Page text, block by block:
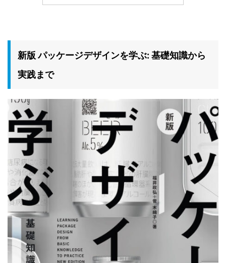
新版 パッケージデザインを学ぶ: 基礎知識から
実践まで